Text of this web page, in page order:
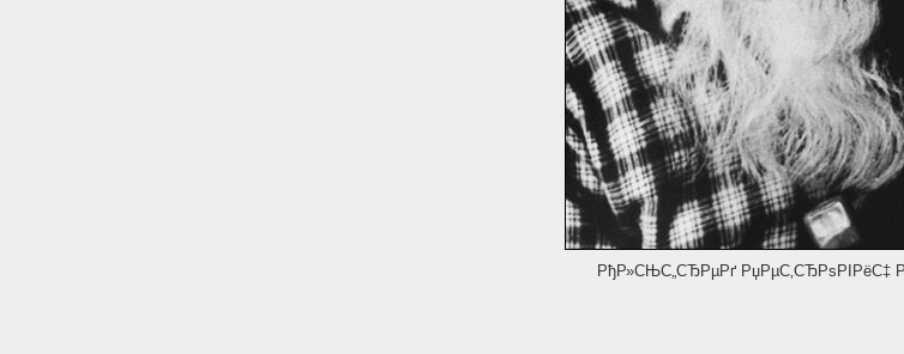
РђР»СЊС„СЂРµРґ РџРµС‚СЂРѕРІРёС‡